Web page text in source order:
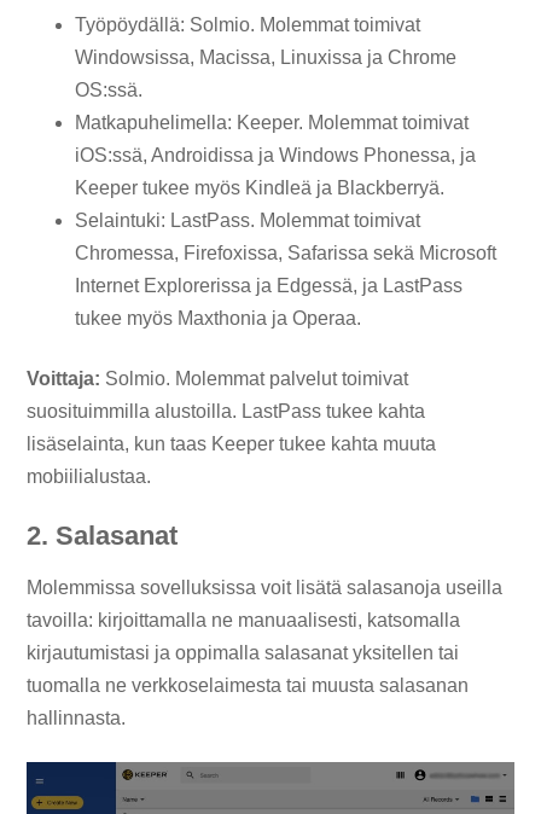
Työpöydällä: Solmio. Molemmat toimivat
Windowsissa, Macissa, Linuxissa ja Chrome
OS:ssä.
Matkapuhelimella: Keeper. Molemmat toimivat
iOS:ssä, Androidissa ja Windows Phonessa, ja
Keeper tukee myös Kindleä ja Blackberryä.
Selaintuki: LastPass. Molemmat toimivat
Chromessa, Firefoxissa, Safarissa sekä Microsoft
Internet Explorerissa ja Edgessä, ja LastPass
tukee myös Maxthonia ja Operaa.
Voittaja: Solmio. Molemmat palvelut toimivat
suosituimmilla alustoilla. LastPass tukee kahta
lisäselainta, kun taas Keeper tukee kahta muuta
mobiilialustaa.
2. Salasanat
Molemmissa sovelluksissa voit lisätä salasanoja useilla
tavoilla: kirjoittamalla ne manuaalisesti, katsomalla
kirjautumistasi ja oppimalla salasanat yksitellen tai
tuomalla ne verkkoselaimesta tai muusta salasanan
hallinnasta.